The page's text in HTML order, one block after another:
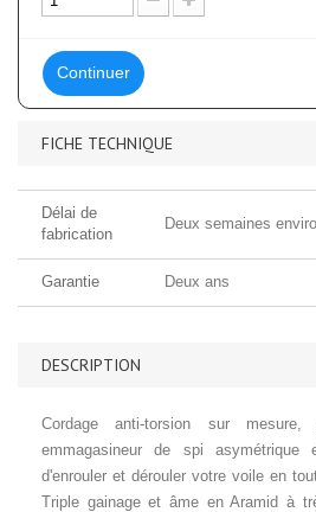
Continuer
FICHE TECHNIQUE
Délai de
fabrication
Deux semaines
Garantie Deux ans
DESCRIPTION
Cordage anti-torsion sur
emmagasineur de spi asymétrique
d'enrouler et dérouler votre voile en
Triple gainage et âme en Aramid à